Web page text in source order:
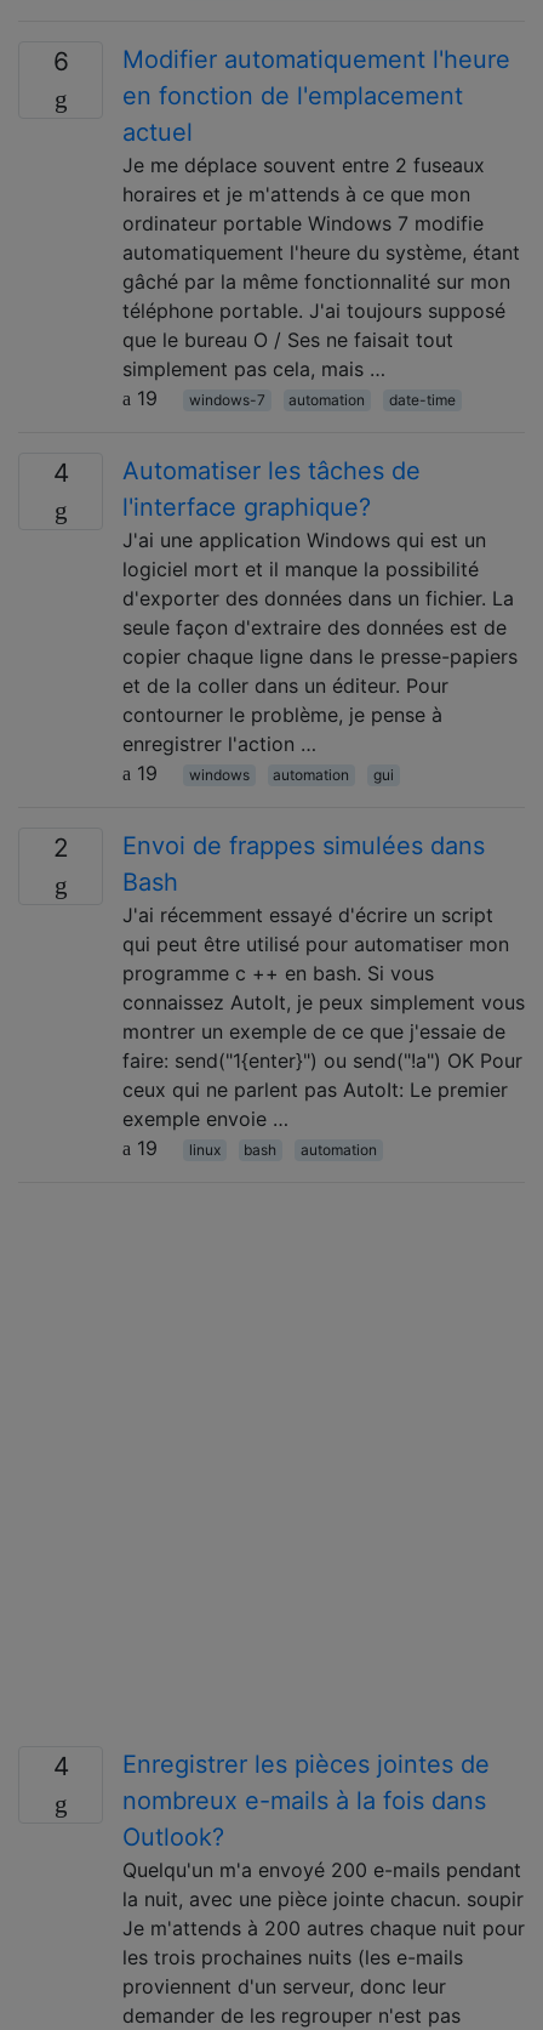
6
Modifier automatiquement l'heure
en fonction de l'emplacement
actuel
Je me déplace souvent entre 2 fuseaux
horaires et je m'attends à ce que mon
ordinateur portable Windows 7 modifie
automatiquement l'heure du système, étant
gâché par la même fonctionnalité sur mon
téléphone portable. J'ai toujours supposé
que le bureau O / Ses ne faisait tout
simplement pas cela, mais …
19
windows-7 automation date-time
4
Automatiser les tâches de
l'interface graphique?
J'ai une application Windows qui est un
logiciel mort et il manque la possibilité
d'exporter des données dans un fichier. La
seule façon d'extraire des données est de
copier chaque ligne dans le presse-papiers
et de la coller dans un éditeur. Pour
contourner le problème, je pense à
enregistrer l'action …
19
windows automation gui
2
Envoi de frappes simulées dans
Bash
J'ai récemment essayé d'écrire un script
qui peut être utilisé pour automatiser mon
programme c ++ en bash. Si vous
connaissez AutoIt, je peux simplement vous
montrer un exemple de ce que j'essaie de
faire: send("1{enter}") ou send("!a") OK Pour
ceux qui ne parlent pas AutoIt: Le premier
exemple envoie …
19
linux bash automation
4
Enregistrer les pièces jointes de
nombreux e-mails à la fois dans
Outlook?
Quelqu'un m'a envoyé 200 e-mails pendant
la nuit, avec une pièce jointe chacun. soupir
Je m'attends à 200 autres chaque nuit pour
les trois prochaines nuits (les e-mails
proviennent d'un serveur, donc leur
demander de les regrouper n'est pas